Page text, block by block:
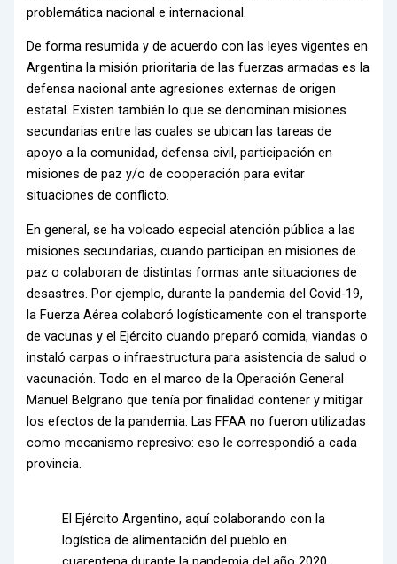
problemática nacional e internacional.
De forma resumida y de acuerdo con las leyes vigentes en
Argentina la misión prioritaria de las fuerzas armadas es la
defensa nacional ante agresiones externas de origen
estatal. Existen también lo que se denominan misiones
secundarias entre las cuales se ubican las tareas de
apoyo a la comunidad, defensa civil, participación en
misiones de paz y/o de cooperación para evitar
situaciones de conflicto.
En general, se ha volcado especial atención pública a las
misiones secundarias, cuando participan en misiones de
paz o colaboran de distintas formas ante situaciones de
desastres. Por ejemplo, durante la pandemia del Covid-19,
la Fuerza Aérea colaboró logísticamente con el transporte
de vacunas y el Ejército cuando preparó comida, viandas o
instaló carpas o infraestructura para asistencia de salud o
vacunación. Todo en el marco de la Operación General
Manuel Belgrano que tenía por finalidad contener y mitigar
los efectos de la pandemia. Las FFAA no fueron utilizadas
como mecanismo represivo: eso le correspondió a cada
provincia.
El Ejército Argentino, aquí colaborando con la
logística de alimentación del pueblo en